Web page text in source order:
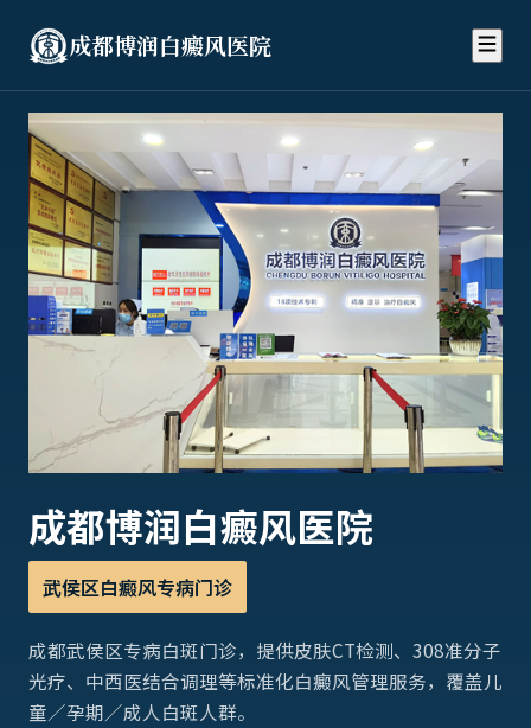
成都博润白癜风医院
成都博润白癜风医院
武侯区白癜风专病门诊
成都武侯区专病白斑门诊，提供皮肤CT检测、308准分子
光疗、中西医结合调理等标准化白癜风管理服务，覆盖儿
童／孕期／成人白斑人群。